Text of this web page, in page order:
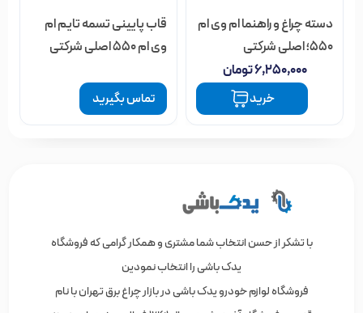
دسته چراغ و راهنما ام وی ام
550؛ اصلی شرکتی
۶,۲۵۰,۰۰۰تومان
خرید
قاب پایینی تسمه تایم ام
وی ام 550 اصلی شرکتی
تماس بگیرید
با تشکر از حسن انتخاب شما مشتری و همکار گرامی که فروشگاه
یدک باشی را انتخاب نمودین
فروشگاه لوازم خودرو یدک باشی در بازار چراغ برق تهران با نام